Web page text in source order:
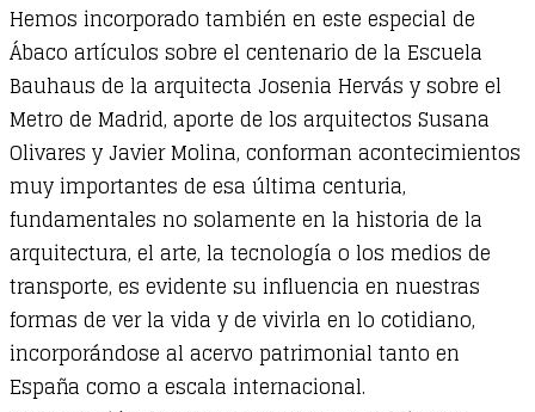
Hemos incorporado también en este especial de
Ábaco artículos sobre el centenario de la Escuela
Bauhaus de la arquitecta Josenia Hervás y sobre el
Metro de Madrid, aporte de los arquitectos Susana
Olivares y Javier Molina, conforman acontecimientos
muy importantes de esa última centuria,
fundamentales no solamente en la historia de la
arquitectura, el arte, la tecnología o los medios de
transporte, es evidente su influencia en nuestras
formas de ver la vida y de vivirla en lo cotidiano,
incorporándose al acervo patrimonial tanto en
España como a escala internacional.